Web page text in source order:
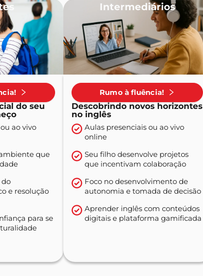
do seu
ao vivo
que
do
e resolução
para se
Intermediários
Rumo à fluência!
Descobrindo novos horizontes
no inglês
Aulas presenciais ou ao vivo
online
Seu filho desenvolve projetos
que incentivam colaboração
Foco no desenvolvimento de
autonomia e tomada de decisão
Aprender inglês com conteúdos
digitais e plataforma gamificada